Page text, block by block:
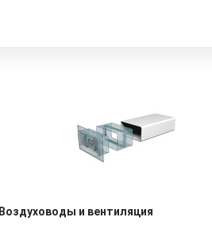
Воздуховоды и вентиляция